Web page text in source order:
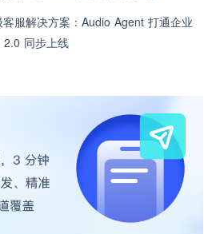
服解决方案：Audio Agent 打通企业
2.0 同步上线